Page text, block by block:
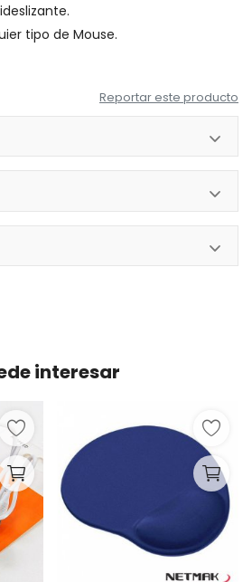
tipo de Mouse.
Reportar este producto
interesar